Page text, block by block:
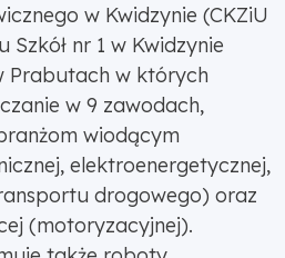
w Kwidzynie (CKZiU
Szkół nr 1 w Kwidzynie
Prabutach w których
w 9 zawodach,
wiodącym
elektroenergetycznej,
drogowego) oraz
(motoryzacyjnej).